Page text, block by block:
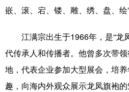
地方频道
北京 天津
辽宁 吉林
安徽
嵌、滚、宕、镂、雕、绣、盘、绘”
江满宗出生于1966年，是“龙
代传承人和传播者。他曾多次带
地，代表企业参加大型展会，培
趣，向海内外观众展示龙凤旗袍